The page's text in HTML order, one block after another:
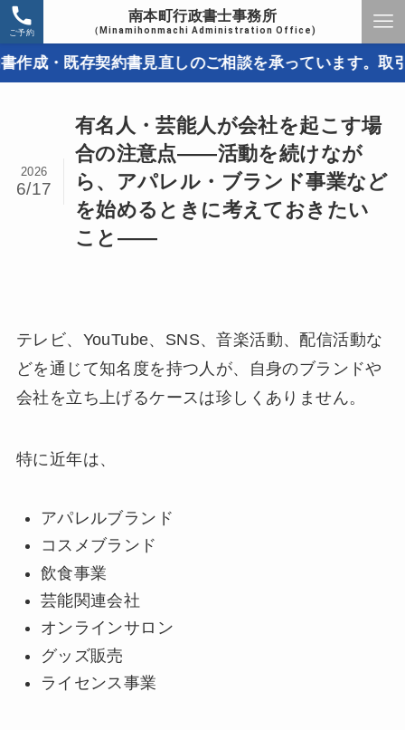
南本町行政書士事務所
（Minamihonmachi Administration Office)
ご予約
存契約書見直しのご相談を承っています。取引トラブ
有名人・芸能人が会社を起こす場
合の注意点――活動を続けなが
ら、アパレル・ブランド事業など
を始めるときに考えておきたい
こと――
2026
6/17
テレビ、YouTube、SNS、音楽活動、配信活動な
どを通じて知名度を持つ人が、自身のブランドや
会社を立ち上げるケースは珍しくありません。
特に近年は、
アパレルブランド
コスメブランド
飲食事業
芸能関連会社
オンラインサロン
グッズ販売
ライセンス事業